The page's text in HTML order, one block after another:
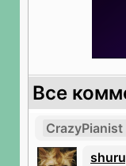
Все
CrazyPianist